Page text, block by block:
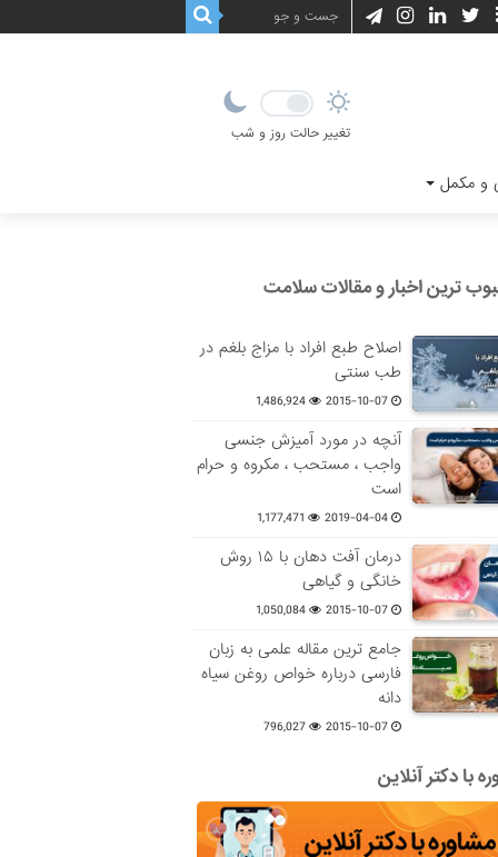
تغییر حالت روز و شب
و مکمل
ترین اخبار و مقالات سلامت
اصلاح طبع افراد با مزاج بلغم در
طب سنتی
2015-10-07
1,486,924
آنچه در مورد آمیزش جنسی
واجب ، مستحب ، مکروه و حرام
است
2019-04-04
1,177,471
درمان آفت دهان با ۱۵ روش
خانگی و گیاهی
2015-10-07
1,050,084
جامع ترین مقاله علمی به زبان
فارسی درباره خواص روغن سیاه
دانه
2015-10-07
796,027
با دکتر آنلاین